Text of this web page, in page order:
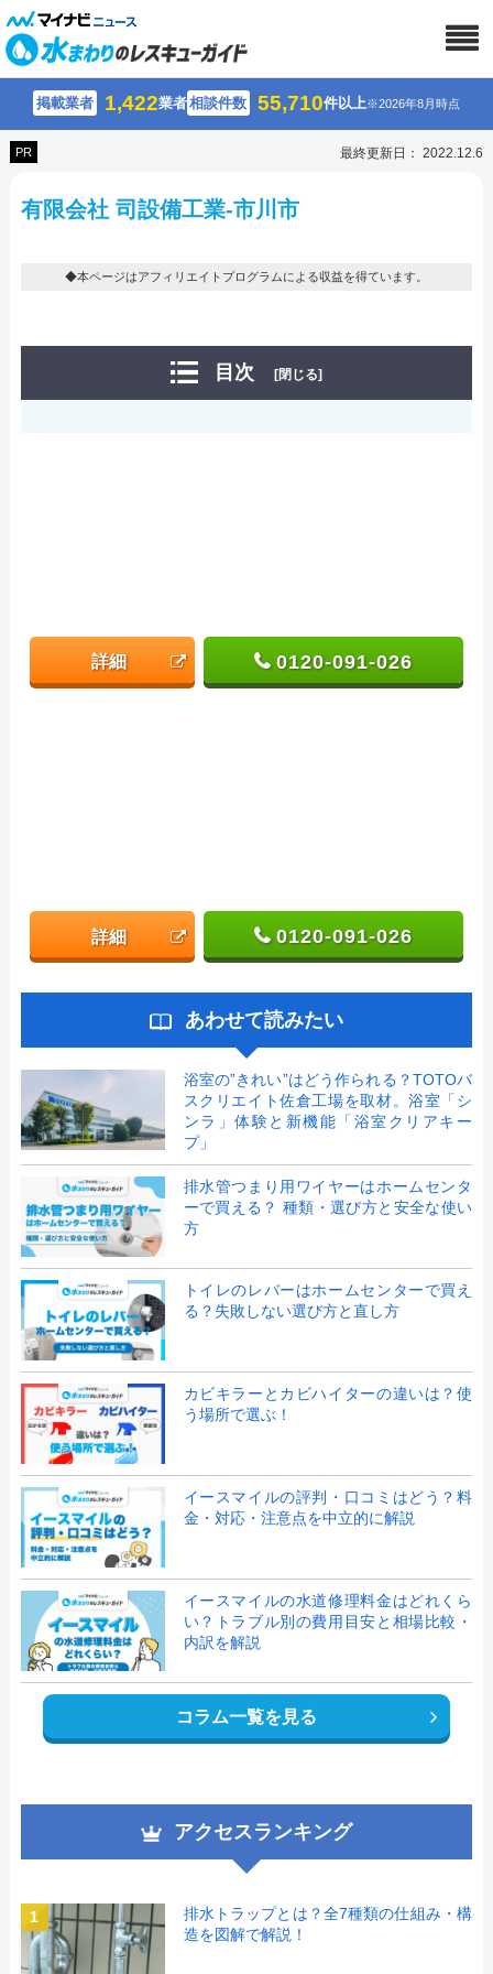
掲載業者 1,422業者相談件数 55,710件以上※2026年8月時点
PR 最終更新日： 2022.12.6
有限会社 司設備工業-市川市
◆本ページはアフィリエイトプログラムによる収益を得ています。
目次 [閉じる]
詳細 0120-091-026
詳細 0120-091-026
あわせて読みたい
浴室の”きれい”はどう作られる？TOTOバ
スクリエイト佐倉工場を取材。浴室「シ
ンラ」体験と新機能「浴室クリアキー
プ」
排水管つまり用ワイヤーはホームセンタ
ーで買える？ 種類・選び方と安全な使い
方
トイレのレバーはホームセンターで買え
る？失敗しない選び方と直し方
カビキラーとカビハイターの違いは？使
う場所で選ぶ！
イースマイルの評判・口コミはどう？料
金・対応・注意点を中立的に解説
イースマイルの水道修理料金はどれくら
い？トラブル別の費用目安と相場比較・
内訳を解説
コラム一覧を見る
アクセスランキング
1
排水トラップとは？全7種類の仕組み・構
造を図解で解説！